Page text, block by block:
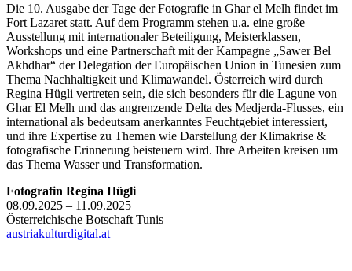
Die 10. Ausgabe der Tage der Fotografie in Ghar el Melh findet im
Fort Lazaret statt. Auf dem Programm stehen u.a. eine große
Ausstellung mit internationaler Beteiligung, Meisterklassen,
Workshops und eine Partnerschaft mit der Kampagne „Sawer Bel
Akhdhar“ der Delegation der Europäischen Union in Tunesien zum
Thema Nachhaltigkeit und Klimawandel. Österreich wird durch
Regina Hügli vertreten sein, die sich besonders für die Lagune von
Ghar El Melh und das angrenzende Delta des Medjerda-Flusses, ein
international als bedeutsam anerkanntes Feuchtgebiet interessiert,
und ihre Expertise zu Themen wie Darstellung der Klimakrise &
fotografische Erinnerung beisteuern wird. Ihre Arbeiten kreisen um
das Thema Wasser und Transformation.
Fotografin Regina Hügli
08.09.2025 – 11.09.2025
Österreichische Botschaft Tunis
austriakulturdigital.at